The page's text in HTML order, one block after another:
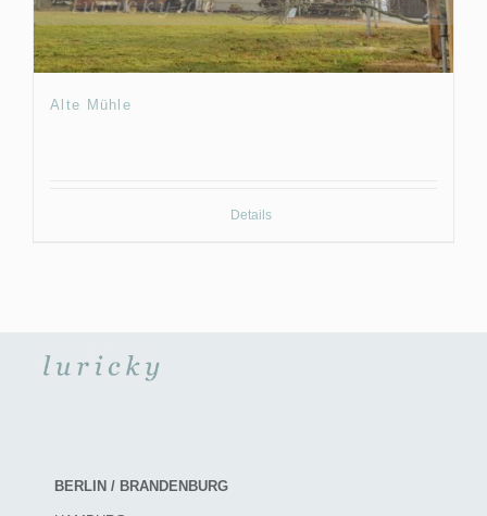
Alte Mühle
Details
BERLIN / BRANDENBURG